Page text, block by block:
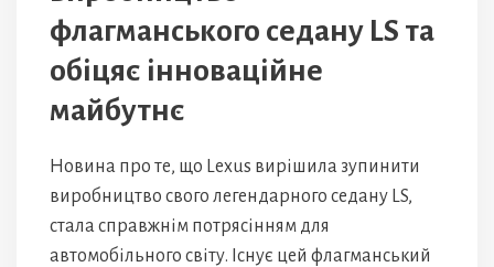
флагманського седану LS та
обіцяє інноваційне
майбутнє
Новина про те, що Lexus вирішила зупинити
виробництво свого легендарного седану LS,
стала справжнім потрясінням для
автомобільного світу. Існує цей флагманський